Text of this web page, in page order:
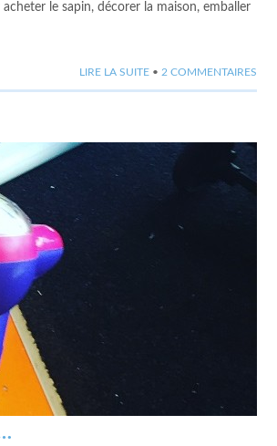
le sapin, décorer la maison, emballer
LIRE LA SUITE • 2 COMMENTAIRES